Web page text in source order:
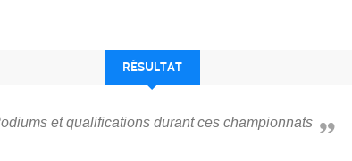
RÉSULTAT
Podiums et qualifications durant ces championnats